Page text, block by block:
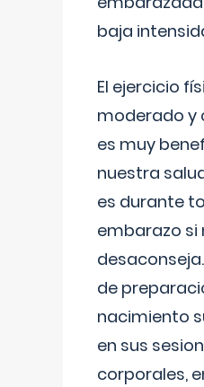
baja
El ejercicio
moderado y
es muy
nuestra
es durante
embarazo si
de
nacimiento
en sus
corporales,